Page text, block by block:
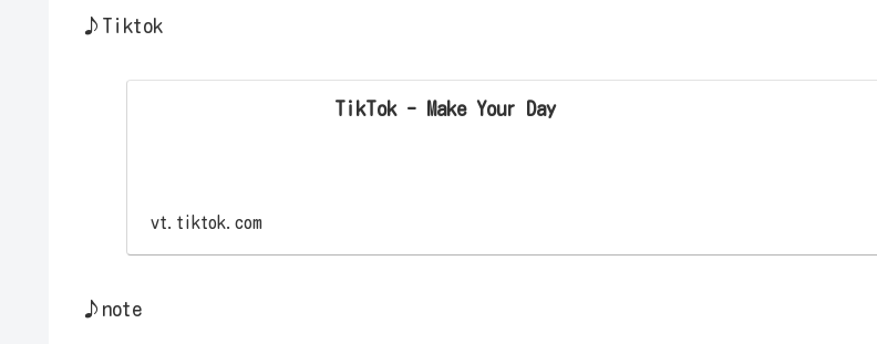
♪Tiktok
TikTok - Make Your Day
vt.tiktok.com
♪note